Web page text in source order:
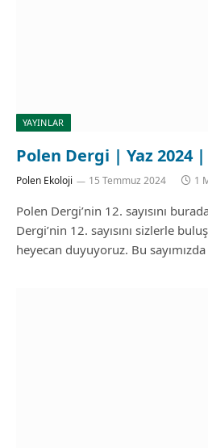
YAYINLAR
Polen Dergi | Yaz 2024 |
Polen Ekoloji 15 Temmuz 2024 1
Polen Dergi’nin 12. sayısını
Dergi’nin 12. sayısını sizlerle
heyecan duyuyoruz. Bu